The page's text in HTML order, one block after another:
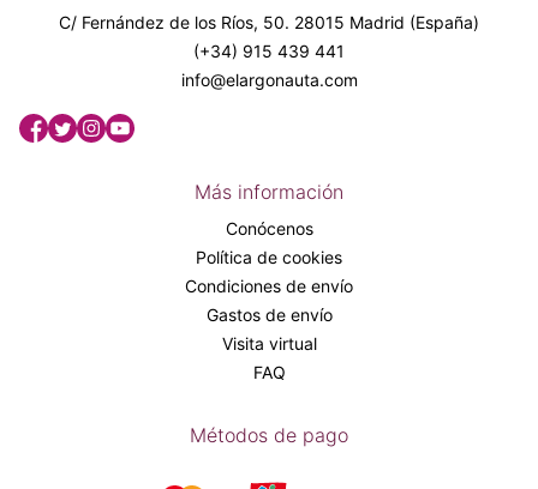
C/ Fernández de los Ríos, 50. 28015 Madrid (España)
(+34) 915 439 441
info@elargonauta.com
Más información
Conócenos
Política de cookies
Condiciones de envío
Gastos de envío
Visita virtual
FAQ
Métodos de pago